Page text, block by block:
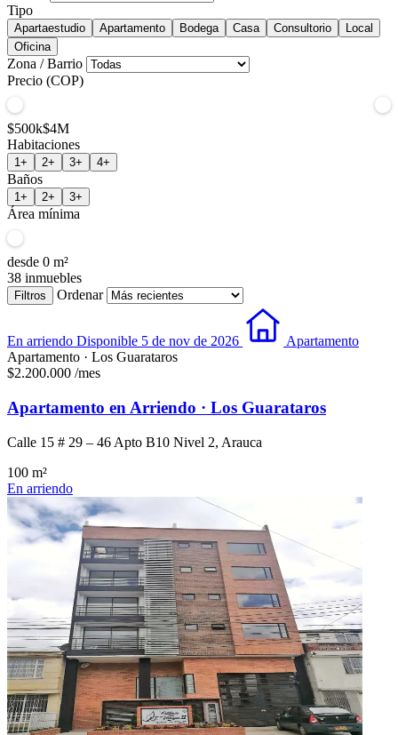
Tipo
Apartaestudio Apartamento Bodega Casa Consultorio
Local
Oficina
Zona / Barrio
Precio (COP)
$500k$4M
Habitaciones
1+ 2+ 3+ 4+
Baños
1+ 2+ 3+
Área mínima
desde 0 m²
38 inmuebles
Filtros Ordenar
En arriendo Disponible 5 de nov de 2026
Apartamento
Apartamento · Los Guarataros
$2.200.000 /mes
Apartamento en Arriendo · Los Guarataros
Calle 15 # 29 – 46 Apto B10 Nivel 2, Arauca
100 m²
En arriendo